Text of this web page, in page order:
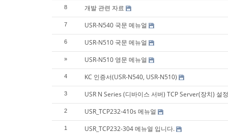
8 개발 관련 자료
7 USR-N540 국문 메뉴얼
6 USR-N510 국문 메뉴얼
» USR-N510 영문 메뉴얼
4 KC 인증서(USR-N540, USR-N510)
3 USR N Series (디바이스 서버) TCP Server(장치) 설
2 USR_TCP232-410s 메뉴얼
1 USR_TCP232-304 메뉴얼 입니다.